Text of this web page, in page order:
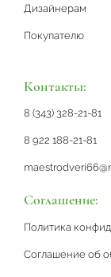
Дизайнерам
Покупателю
Контакты:
8 (343) 328-21-81
8 922 188-21-81
Соглашение:
Политика
Соглашение об